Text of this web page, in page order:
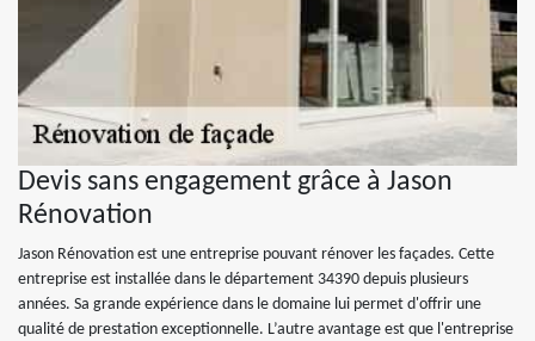
Devis sans engagement grâce à Jason
Rénovation
Jason Rénovation est une entreprise pouvant rénover les façades. Cette
entreprise est installée dans le département 34390 depuis plusieurs
années. Sa grande expérience dans le domaine lui permet d'offrir une
qualité de prestation exceptionnelle. L’autre avantage est que l'entreprise